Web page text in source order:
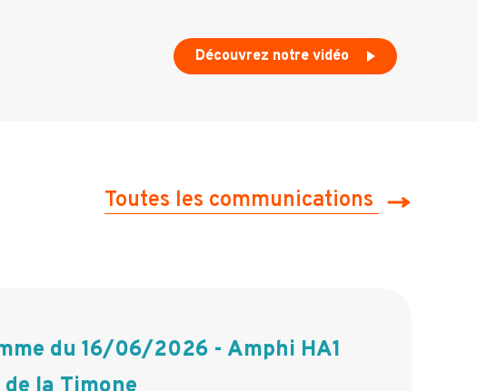
Découvrez notre vidéo
Toutes les communications
du 16/06/2026 - Amphi HA1